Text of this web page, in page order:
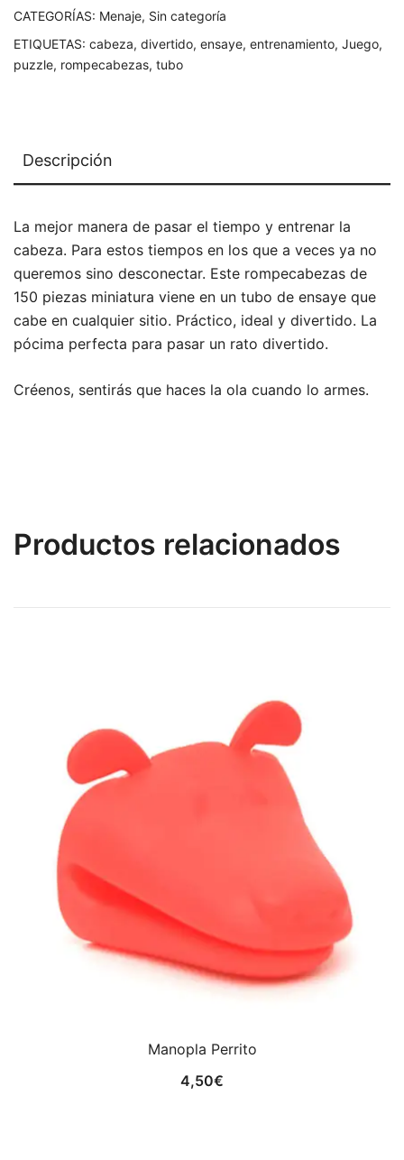
CATEGORÍAS: Menaje, Sin categoría
ETIQUETAS: cabeza, divertido, ensaye, entrenamiento, Juego,
puzzle, rompecabezas, tubo
Descripción
La mejor manera de pasar el tiempo y entrenar la
cabeza. Para estos tiempos en los que a veces ya no
queremos sino desconectar. Este rompecabezas de
150 piezas miniatura viene en un tubo de ensaye que
cabe en cualquier sitio. Práctico, ideal y divertido. La
pócima perfecta para pasar un rato divertido.
Créenos, sentirás que haces la ola cuando lo armes.
Productos relacionados
Manopla Perrito
4,50€